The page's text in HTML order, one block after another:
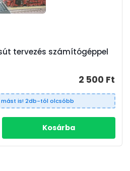
tervezés számítógéppel
2 500 Ft
mást is! 2db-tól olcsóbb